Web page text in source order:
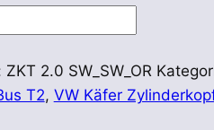
ZKT 2.0 SW_SW_OR
T2, VW Käfer